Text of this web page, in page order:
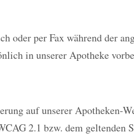
oder per Fax während der
in unserer Apotheke
auf unserer Apotheken-
2.1 bzw. dem geltenden